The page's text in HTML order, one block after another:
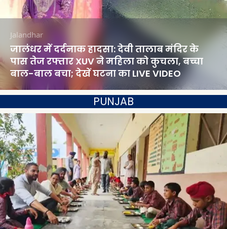
Jalandhar
जालंधर में दर्दनाक हादसा: देवी तालाब मंदिर के
पास तेज रफ्तार XUV ने महिला को कुचला, बच्चा
बाल-बाल बचा; देखें घटना का LIVE VIDEO
PUNJAB